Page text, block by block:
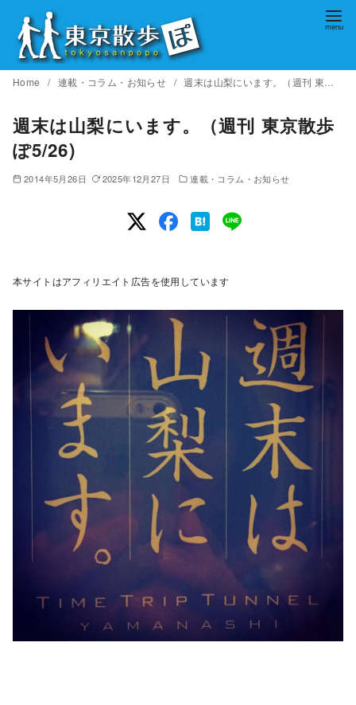
ンHome 連載・コラム・お知らせ 週末は山梨にいます。（週刊 東京散歩ぽ5/26)
週末は山梨にいます。（週刊 東京散歩
ぽ5/26)
2014年5月26日 2025年12月27日 連載・コラム・お知らせ
本サイトはアフィリエイト広告を使用しています